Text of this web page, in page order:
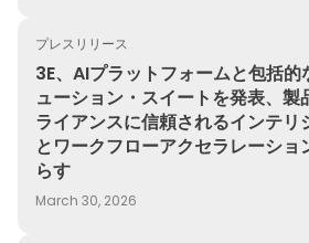
プレスリリース
3E、AIプラットフォームと包括的
ューション・スイートを発表、製
ライアンスに信頼されるインテリ
とワークフローアクセラレーショ
らす
March 30, 2026
3E、AIプラットフォームと包括的